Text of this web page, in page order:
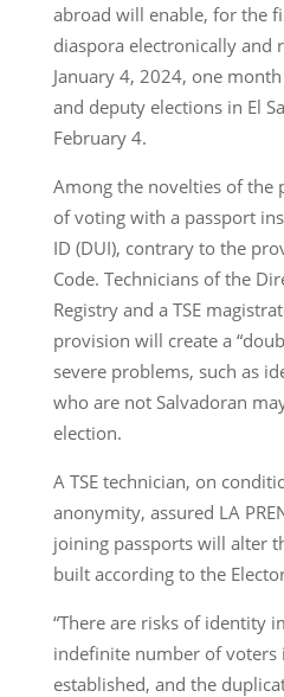
abroad will enable, for the
diaspora electronically and
January 4, 2024, one
and deputy elections in El
February 4.
Among the novelties of the
of voting with a passport
ID (DUI), contrary to the
Code. Technicians of the
Registry and a TSE
provision will create a
severe problems, such as
who are not Salvadoran
election.
A TSE technician, on
anonymity, assured LA
joining passports will alter
built according to the
“There are risks of identity
indefinite number of voters
established, and the